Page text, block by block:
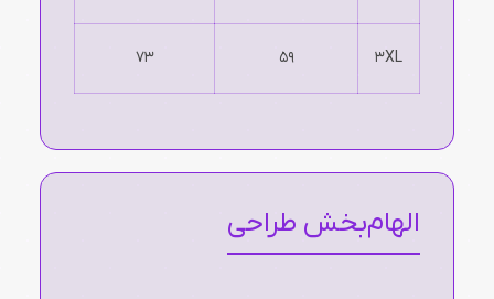
3XL
59
73
الهام‌بخش طراحی